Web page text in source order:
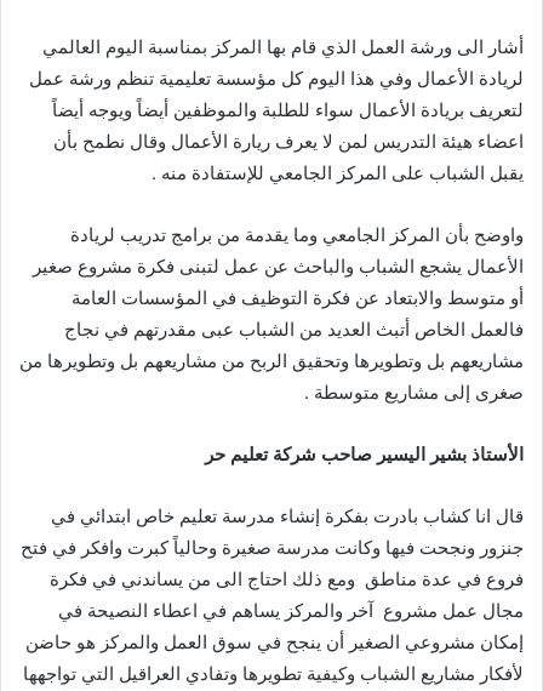
أشار الى ورشة العمل الذي قام بها المركز بمناسبة اليوم العالمي
لريادة الأعمال وفي هذا اليوم كل مؤسسة تعليمية تنظم ورشة عمل
لتعريف بريادة الأعمال سواء للطلبة والموظفين أيضاً ويوجه أيضاً
اعضاء هيئة التدريس لمن لا يعرف ريارة الأعمال وقال نطمح بأن
يقبل الشباب على المركز الجامعي للإستفادة منه .
واوضح بأن المركز الجامعي وما يقدمة من برامج تدريب لريادة
الأعمال يشجع الشباب والباحث عن عمل لتبنى فكرة مشروع صغير
أو متوسط والابتعاد عن فكرة التوظيف في المؤسسات العامة
فالعمل الخاص أتبث العديد من الشباب عبى مقدرتهم في نجاج
مشاريعهم بل وتطويرها وتحقيق الربح من مشاريعهم بل وتطويرها من
صغرى إلى مشاريع متوسطة .
الأستاذ بشير اليسير صاحب شركة تعليم حر
قال انا كشاب بادرت بفكرة إنشاء مدرسة تعليم خاص ابتدائي في
جنزور ونجحت فيها وكانت مدرسة صغيرة وحالياً كبرت وافكر في فتح
فروع في عدة مناطق ومع ذلك احتاج الى من يساندني في فكرة
مجال عمل مشروع آخر والمركز يساهم في اعطاء النصيحة في
إمكان مشروعي الصغير أن ينجح في سوق العمل والمركز هو حاضن
لأفكار مشاريع الشباب وكيفية تطويرها وتفادي العراقيل التي تواجهها